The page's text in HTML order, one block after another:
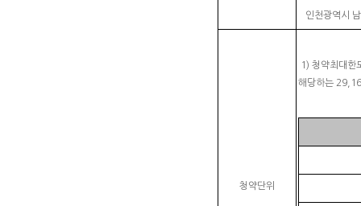
인천광역시
청약단위
1) 청약최대한
해당하는